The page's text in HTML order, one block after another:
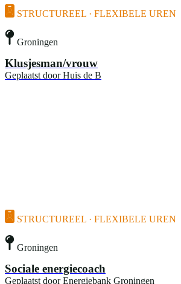
STRUCTUREEL · FLEXIBELE UREN
Groningen
Klusjesman/vrouw
Geplaatst door Huis de B
STRUCTUREEL · FLEXIBELE UREN
Groningen
Sociale energiecoach
Geplaatst door Energiebank Groningen